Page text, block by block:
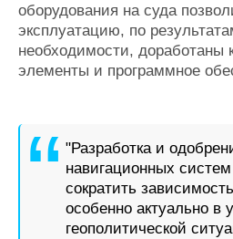
оборудования на суда
эксплуатацию, по
необходимости, доработаны
элементы и программное
"Разработка и
навигационных
сократить
особенно актуально в
геополитической